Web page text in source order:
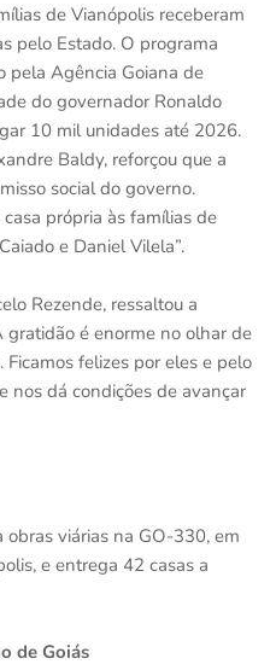
de Vianópolis receberam
pelo Estado. O programa
pela Agência Goiana de
do governador Ronaldo
10 mil unidades até 2026.
Baldy, reforçou que a
social do governo.
própria às famílias de
e Daniel Vilela”.
Rezende, ressaltou a
gratidão é enorme no olhar de
felizes por eles e pelo
nos dá condições de avançar
obras viárias na GO-330, em
e entrega 42 casas a
de Goiás